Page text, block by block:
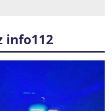
info112